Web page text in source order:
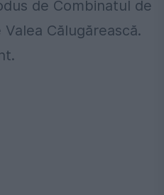
de Combinatul de
Călugărească.